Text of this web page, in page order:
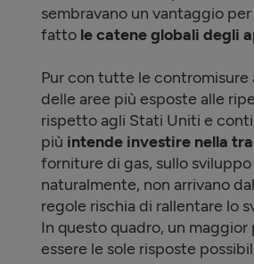
sembravano un vantaggio
fatto le catene globali degli
Pur con tutte le contromisure
delle aree più esposte alle
rispetto agli Stati Uniti e
più intende investire nella
forniture di gas, sullo
naturalmente, non arrivano
regole rischia di rallentare lo
In questo quadro, un
essere le sole risposte